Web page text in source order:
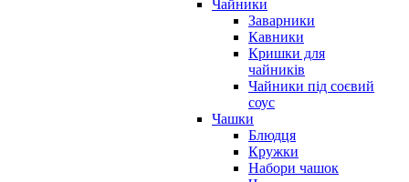
Чайники
Заварники
Кавники
Кришки для
чайників
Чайники під соєвий
соус
Чашки
Блюдця
Кружки
Набори чашок